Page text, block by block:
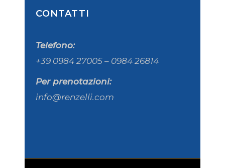
CONTATTI
Telefono:
+39 0984 27005 – 0984 26814
Per prenotazioni:
info@renzelli.com